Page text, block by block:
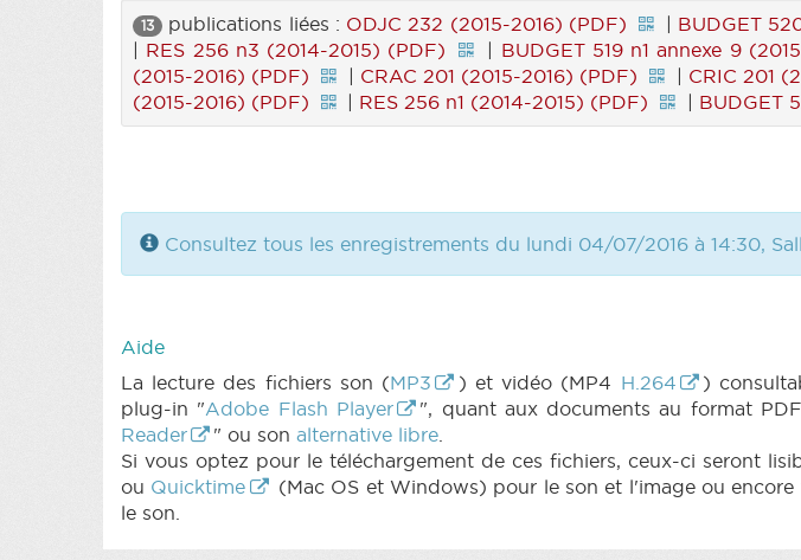
13 publications liées : ODJC 232 (2015-2016) (PDF) | BUDGET
| RES 256 n3 (2014-2015) (PDF) | BUDGET 519 n1 annexe 9
(2015-2016) (PDF)
| CRAC 201 (2015-2016) (PDF) | CRIC 201
(2015-2016) (PDF)
| RES 256 n1 (2014-2015) (PDF) | BUDGET
Consultez tous les enregistrements du lundi 04/07/2016 à 14:30,
Aide
La lecture des fichiers son (MP3 ) et vidéo (MP4 H.264
)
plug-in "Adobe Flash Player ", quant aux documents au format
Reader
" ou sonalternative libre
Si vous optez pour le téléchargement de ces fichiers, ceux-ci seront
ou Quicktime (Mac OS et Windows) pour le son et l'image ou
le son.